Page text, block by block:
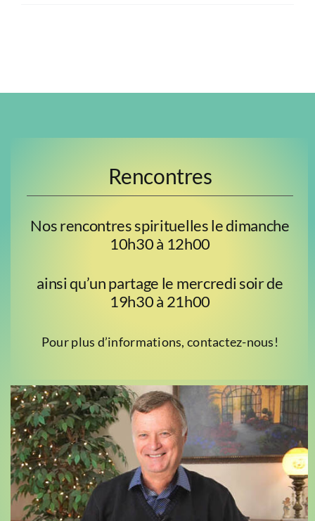
Rencontres
Nos rencontres spirituelles le dimanche
10h30 à 12h00
ainsi qu’un partage le mercredi soir de
19h30 à 21h00
Pour plus d’informations, contactez-nous!